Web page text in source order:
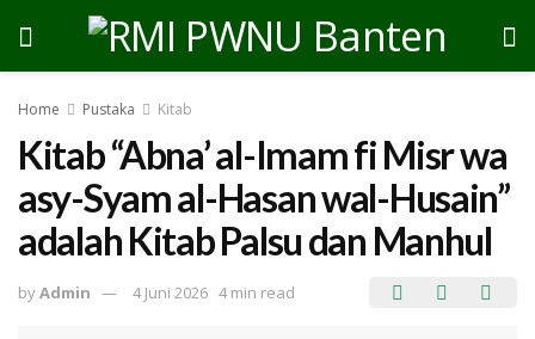
Home Pustaka Kitab
Kitab “Abna’ al-Imam fi Misr wa
asy-Syam al-Hasan wal-Husain”
adalah Kitab Palsu dan Manhul
byAdmin 4 Juni 2026 4 min read